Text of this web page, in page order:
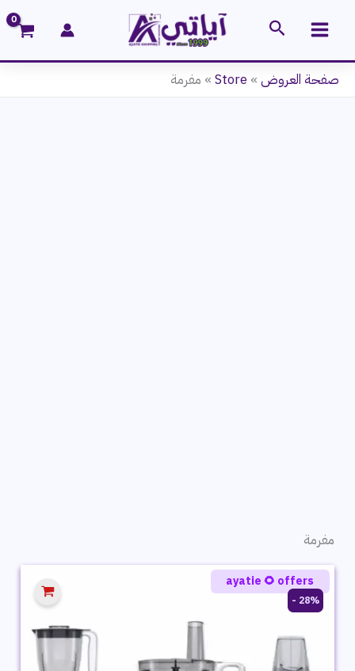
البحث
صفحة العروض »
Store
» مفرمة
مفرمة
28% -
ayatie 🌻 offers